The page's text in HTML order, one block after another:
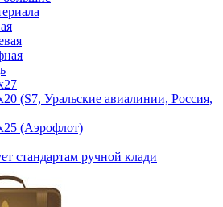
(S7, Уральские авиалинии, Россия,
(Аэрофлот)
стандартам ручной клади